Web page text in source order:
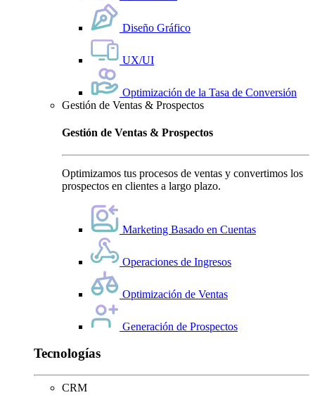
Diseño Gráfico
UX/UI
Optimización de la Tasa de Conversión
Gestión de Ventas & Prospectos
Gestión de Ventas & Prospectos
Optimizamos tus procesos de ventas y convertimos los
prospectos en clientes a largo plazo.
Marketing Basado en Cuentas
Operaciones de Ingresos
Optimización de Ventas
Generación de Prospectos
Tecnologías
CRM